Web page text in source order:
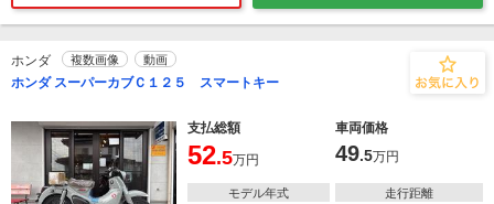
ホンダ 複数画像 動画
ホンダ スーパーカブＣ１２５ スマートキー
支払総額 車両価格
52.5万円 49.5万円
モデル年式
走行距離